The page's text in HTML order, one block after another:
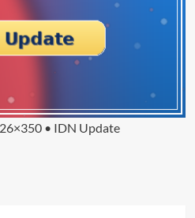
• IDN Update